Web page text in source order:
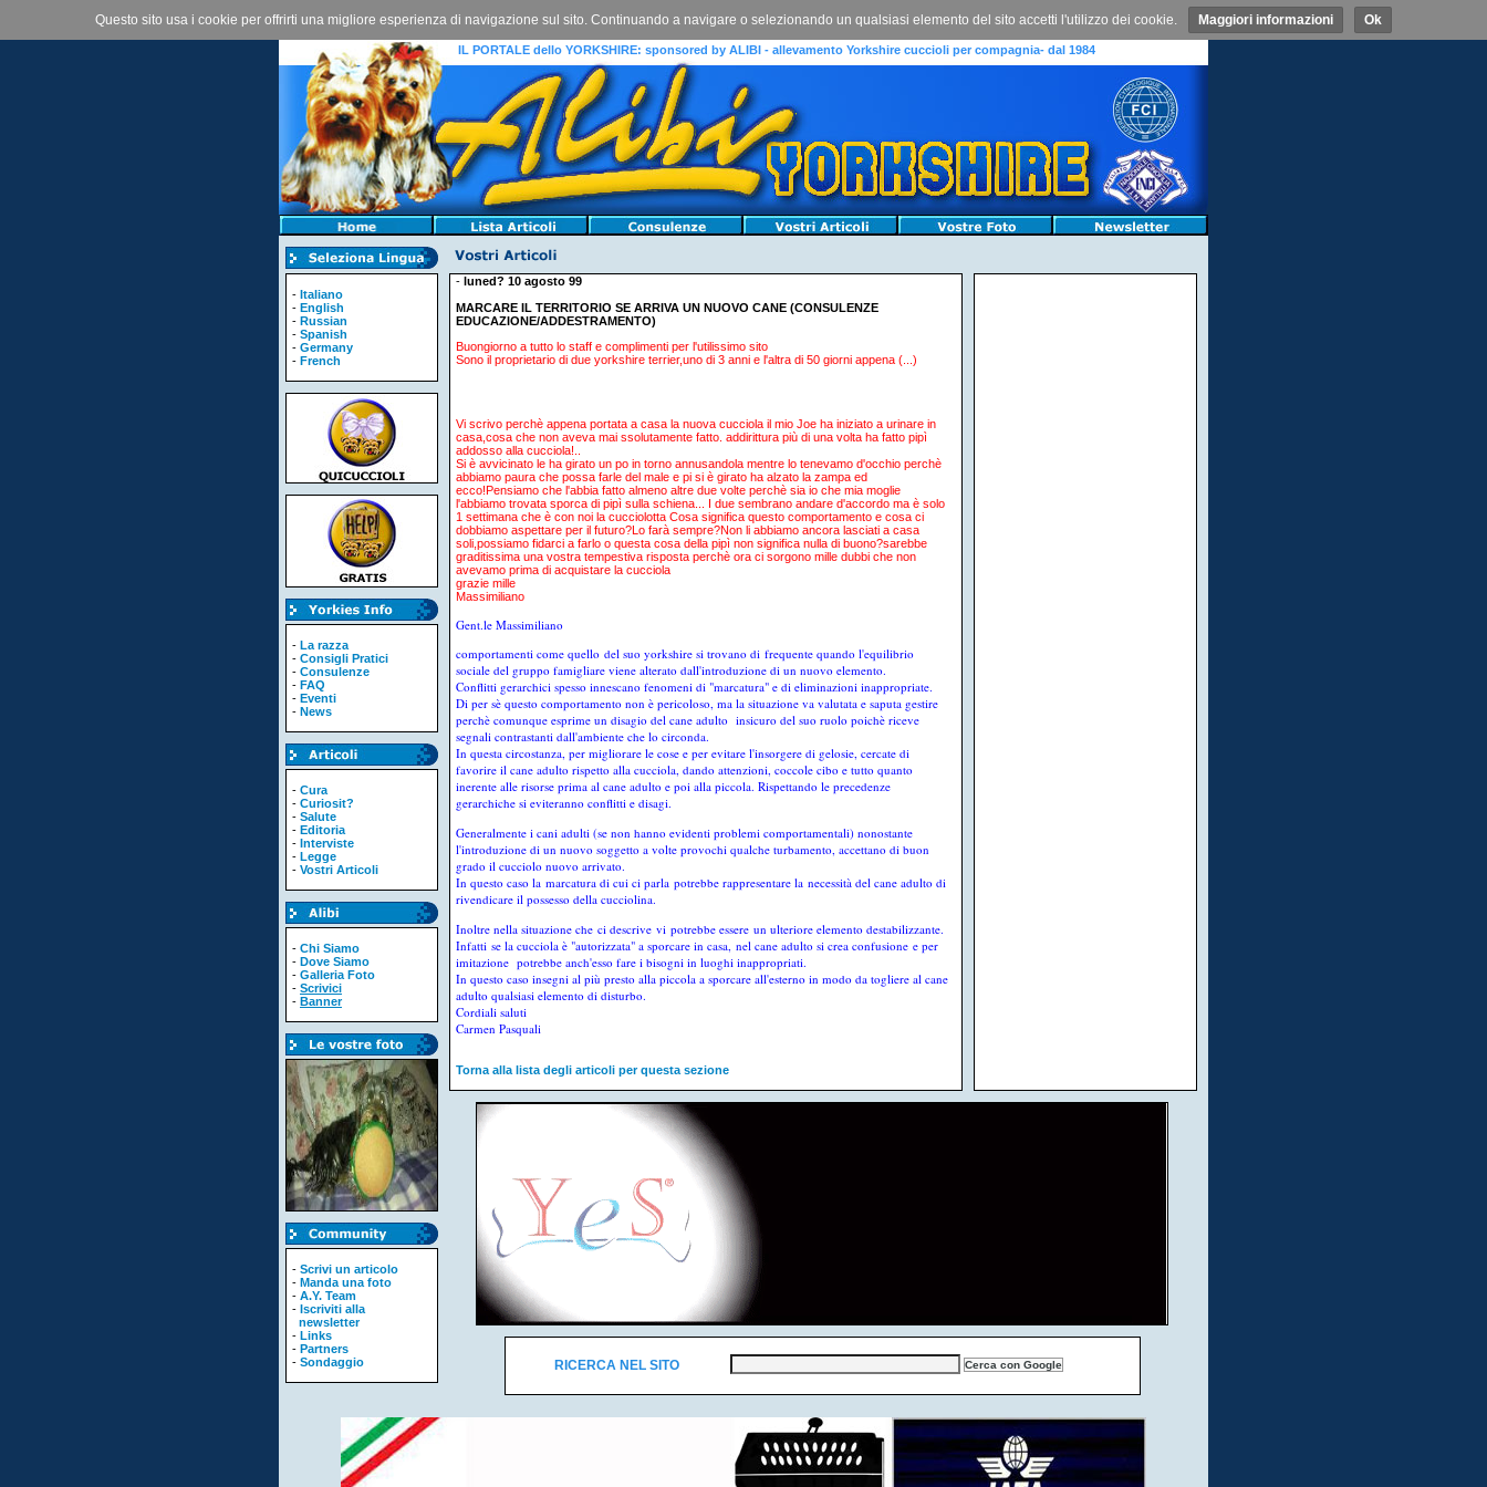
Questo sito usa i cookie per offrirti una migliore esperienza di navigazione sul sito. Continuando a navigare o selezionando un qualsiasi elemento del sito accetti l'utilizzo dei cookie. Maggiori informazioni Ok
IL PORTALE dello YORKSHIRE: sponsored by ALIBI - allevamento Yorkshire cuccioli per compagnia- dal 1984
- Italiano
- English
- Russian
- Spanish
- Germany
- French
- La razza
- Consigli Pratici
- Consulenze
- FAQ
- Eventi
- News
- Cura
- Curiosit?
- Salute
- Editoria
- Interviste
- Legge
- Vostri Articoli
- Chi Siamo
- Dove Siamo
- Galleria Foto
- Scrivici
- Banner
- Scrivi un articolo
- Manda una foto
- A.Y. Team
- Iscriviti alla
newsletter
- Links
- Partners
- Sondaggio
- luned? 10 agosto 99
MARCARE IL TERRITORIO SE ARRIVA UN NUOVO CANE (CONSULENZE
EDUCAZIONE/ADDESTRAMENTO)
Buongiorno a tutto lo staff e complimenti per l'utilissimo sito
Sono il proprietario di due yorkshire terrier,uno di 3 anni e l'altra di 50 giorni appena (...)
Vi scrivo perchè appena portata a casa la nuova cucciola il mio Joe ha iniziato a urinare in
casa,cosa che non aveva mai ssolutamente fatto. addirittura più di una volta ha fatto pipì
addosso alla cucciola!..
Si è avvicinato le ha girato un po in torno annusandola mentre lo tenevamo d'occhio perchè
abbiamo paura che possa farle del male e pi si è girato ha alzato la zampa ed
ecco!Pensiamo che l'abbia fatto almeno altre due volte perchè sia io che mia moglie
l'abbiamo trovata sporca di pipì sulla schiena... I due sembrano andare d'accordo ma è solo
1 settimana che è con noi la cucciolotta Cosa significa questo comportamento e cosa ci
dobbiamo aspettare per il futuro?Lo farà sempre?Non li abbiamo ancora lasciati a casa
soli,possiamo fidarci a farlo o questa cosa della pipì non significa nulla di buono?sarebbe
graditissima una vostra tempestiva risposta perchè ora ci sorgono mille dubbi che non
avevamo prima di acquistare la cucciola
grazie mille
Massimiliano
Gent.le Massimiliano
comportamenti come quello del suo yorkshire si trovano di frequente quando l'equilibrio
sociale del gruppo famigliare viene alterato dall'introduzione di un nuovo elemento.
Conflitti gerarchici spesso innescano fenomeni di "marcatura" e di eliminazioni inappropriate.
Di per sè questo comportamento non è pericoloso, ma la situazione va valutata e saputa gestire
perchè comunque esprime un disagio del cane adulto insicuro del suo ruolo poichè riceve
segnali contrastanti dall'ambiente che lo circonda.
In questa circostanza, per migliorare le cose e per evitare l'insorgere di gelosie, cercate di
favorire il cane adulto rispetto alla cucciola, dando attenzioni, coccole cibo e tutto quanto
inerente alle risorse prima al cane adulto e poi alla piccola. Rispettando le precedenze
gerarchiche si eviteranno conflitti e disagi.
Generalmente i cani adulti (se non hanno evidenti problemi comportamentali) nonostante
l'introduzione di un nuovo soggetto a volte provochi qualche turbamento, accettano di buon
grado il cucciolo nuovo arrivato.
In questo caso la marcatura di cui ci parla potrebbe rappresentare la necessità del cane adulto di
rivendicare il possesso della cucciolina.
Inoltre nella situazione che ci descrive vi potrebbe essere un ulteriore elemento destabilizzante.
Infatti se la cucciola è "autorizzata" a sporcare in casa, nel cane adulto si crea confusione e per
imitazione potrebbe anch'esso fare i bisogni in luoghi inappropriati.
In questo caso insegni al più presto alla piccola a sporcare all'esterno in modo da togliere al cane
adulto qualsiasi elemento di disturbo.
Cordiali saluti
Carmen Pasquali
Torna alla lista degli articoli per questa sezione
RICERCA NEL SITO